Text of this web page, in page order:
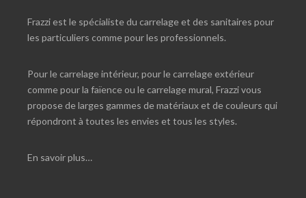
Frazzi est le spécialiste du carrelage et des sanitaires pour
les particuliers comme pour les professionnels.
Pour le carrelage intérieur, pour le carrelage extérieur
comme pour la faïence ou le carrelage mural, Frazzi vous
propose de larges gammes de matériaux et de couleurs qui
répondront à toutes les envies et tous les styles.
En savoir plus…